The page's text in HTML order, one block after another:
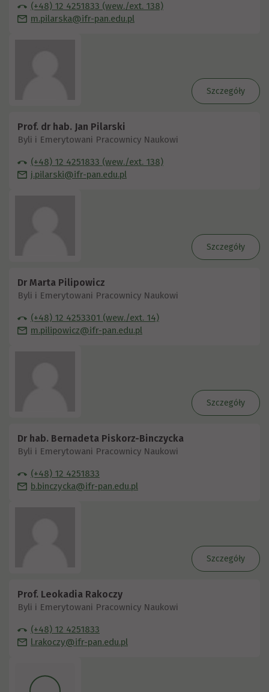
(+48) 12 4251833 (wew./ext. 138)
m.pilarska@ifr-pan.edu.pl
Prof. dr hab. Jan Pilarski
Byli i Emerytowani Pracownicy Naukowi
Szczegóły
(+48) 12 4251833 (wew./ext. 138)
j.pilarski@ifr-pan.edu.pl
Dr Marta Pilipowicz
Byli i Emerytowani Pracownicy Naukowi
Szczegóły
(+48) 12 4253301 (wew./ext. 14)
m.pilipowicz@ifr-pan.edu.pl
Dr hab. Bernadeta Piskorz-Binczycka
Byli i Emerytowani Pracownicy Naukowi
Szczegóły
(+48) 12 4251833
b.binczycka@ifr-pan.edu.pl
Prof. Leokadia Rakoczy
Byli i Emerytowani Pracownicy Naukowi
Szczegóły
(+48) 12 4251833
l.rakoczy@ifr-pan.edu.pl